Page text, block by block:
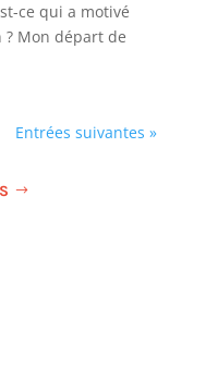
ce qui a motivé
Mon départ de
Entrées suivantes »